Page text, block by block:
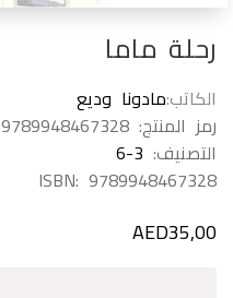
رحلة ماما
الكاتبمادونا وديع
رمز المنتج: 9789948467328
التصنيف: 6-3
ISBN: 9789948467328
AED35,00